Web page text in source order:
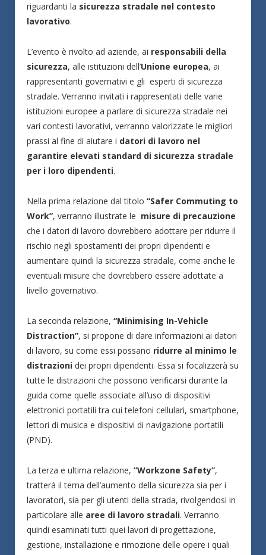
riguardanti la sicurezza stradale nel contesto
lavorativo.
L’evento è rivolto ad aziende, ai responsabili della
sicurezza, alle istituzioni dell’Unione europea, ai
rappresentanti governativi e gli esperti di sicurezza
stradale. Verranno invitati i rappresentati delle varie
istituzioni europee a parlare di sicurezza stradale nei
vari contesti lavorativi, verranno valorizzate le migliori
prassi al fine di aiutare i datori di lavoro nel
garantire elevati standard di sicurezza stradale
per i loro dipendenti.
Nella prima relazione dal titolo “Safer Commuting to
Work”, verranno illustrate le misure di precauzione
che i datori di lavoro dovrebbero adottare per ridurre il
rischio negli spostamenti dei propri dipendenti e
aumentare quindi la sicurezza stradale, come anche le
eventuali misure che dovrebbero essere adottate a
livello governativo.
La seconda relazione, “Minimising In-Vehicle
Distraction”, si propone di dare informazioni ai datori
di lavoro, su come essi possano ridurre al minimo le
distrazioni dei propri dipendenti. Essa si focalizzerà su
tutte le distrazioni che possono verificarsi durante la
guida come quelle associate all’uso di dispositivi
elettronici portatili tra cui telefoni cellulari, smartphone,
lettori di musica e dispositivi di navigazione portatili
(PND).
La terza e ultima relazione, ”Workzone Safety”,
tratterà il tema dell’aumento della sicurezza sia per i
lavoratori, sia per gli utenti della strada, rivolgendosi in
particolare alle aree di lavoro stradali. Verranno
quindi esaminati tutti quei lavori di progettazione,
gestione, installazione e rimozione delle opere i quali